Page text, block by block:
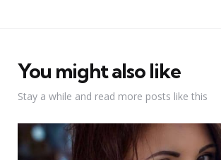
You might also like
Stay a while and read more posts like this